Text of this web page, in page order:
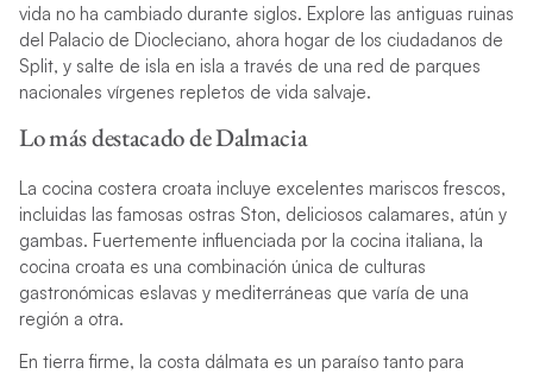
vida no ha cambiado durante siglos. Explore las antiguas ruinas
del Palacio de Diocleciano, ahora hogar de los ciudadanos de
Split, y salte de isla en isla a través de una red de parques
nacionales vírgenes repletos de vida salvaje.
Lo más destacado de Dalmacia
La cocina costera croata incluye excelentes mariscos frescos,
incluidas las famosas ostras Ston, deliciosos calamares, atún y
gambas. Fuertemente influenciada por la cocina italiana, la
cocina croata es una combinación única de culturas
gastronómicas eslavas y mediterráneas que varía de una
región a otra.
En tierra firme, la costa dálmata es un paraíso tanto para